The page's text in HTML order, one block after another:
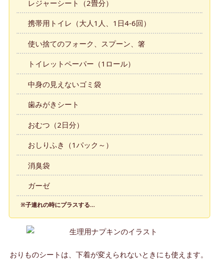
レジャーシート（2畳分）
携帯用トイレ（大人1人、1日4-6回）
使い捨てのフォーク、スプーン、箸
トイレットペーパー（1ロール）
中身の見えないゴミ袋
歯みがきシート
おむつ（2日分）
おしりふき（1パック～）
消臭袋
ガーゼ
※子連れの時にプラスする…
おりものシートは、下着が変えられないときにも使えます。